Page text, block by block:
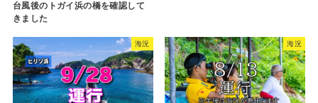
台風後のトガイ浜の橋を確認して
きました
海況 海況